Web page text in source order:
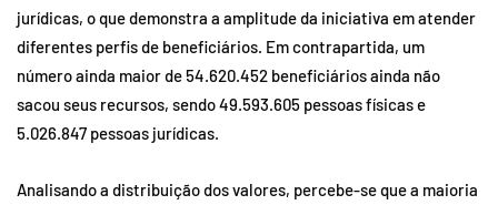
jurídicas, o que demonstra a amplitude da iniciativa em atender
diferentes perfis de beneficiários. Em contrapartida, um
número ainda maior de 54.620.452 beneficiários ainda não
sacou seus recursos, sendo 49.593.605 pessoas físicas e
5.026.847 pessoas jurídicas.
Analisando a distribuição dos valores, percebe-se que a maioria